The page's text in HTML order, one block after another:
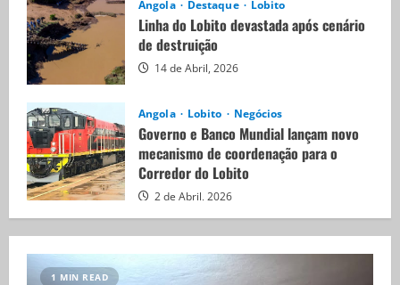
Angola Destaque Lobito
Linha do Lobito devastada após cenário
de destruição
14 de Abril, 2026
Angola Lobito Negócios
Governo e Banco Mundial lançam novo
mecanismo de coordenação para o
Corredor do Lobito
2 de Abril, 2026
1 MIN READ